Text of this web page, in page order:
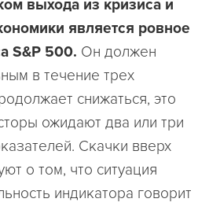
выхода из кризиса и
является ровное
S&P 500. Он должен
в течение трех
снижаться, это
ожидают два или три
Скачки вверх
о том, что ситуация
индикатора говорит